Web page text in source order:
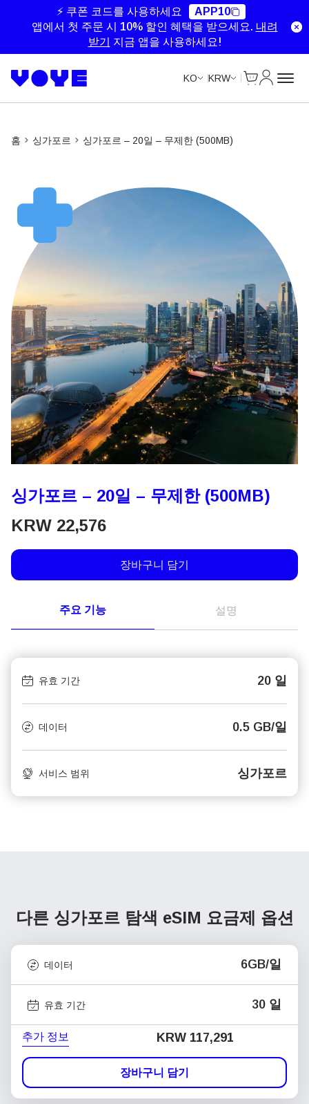
⚡ 쿠폰 코드를 사용하세요
APP10
앱에서 첫 주문 시 10% 할인 혜택을 받으세요. 내려
받기
지금 앱을 사용하세요!
KO KRW
홈 싱가포르 싱가포르 – 20일 – 무제한 (500MB)
싱가포르 – 20일 – 무제한 (500MB)
KRW 22,576
장바구니 담기
주요 기능 설명
유효 기간 20 일
데이터 0.5 GB/일
서비스 범위 싱가포르
다른 싱가포르 탐색 eSIM 요금제 옵션
Unlimited Data
데이터 6GB/일
유효 기간 30 일
추가 정보 KRW 117,291
장바구니 담기
Unlimited Data
Unlimited Data
Unlimited Data